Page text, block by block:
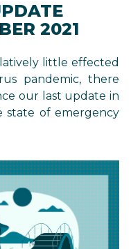
2021
little effected
pandemic, there
our last update in
state of emergency